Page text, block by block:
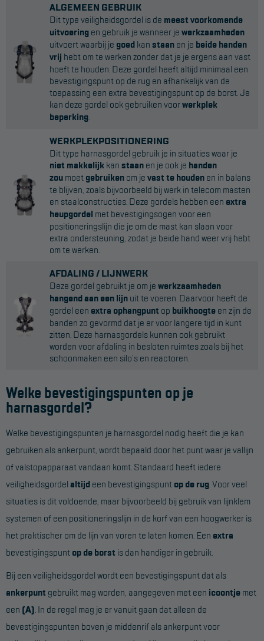
ALGEMEEN GEBRUIK
Dit type veiligheidsgordel is de meest voorkomende
uitvoering en gebruik je wanneer je werkzaamheden
uitvoert waarbij je goed kan staan en je beide handen
vrij hebt om te werken zonder dat je je ergens aan vast
hoeft te houden. Deze gordel heeft altijd minimaal een
bevestigingspunt op de rug en afhankelijk van de
toepassing een extra bevestigingspunt op de borst. Je
kan deze gordel ook gebruiken voorwerkplek
beperking
WERKPLEKPOSITIONERING
Dit type harnasgordel gebruik je in situaties waar je
niet makkelijk kan staan en je ook je handen
zou moet gebruiken om je vast te houden en in balans
te blijven, zoals bijvoorbeeld bij werk in telecom masten
en staalconstructies. Deze gordels hebben een extra
heupgordel met bevestigingsogen voor een
positioneringslijn die je om de mast kan slaan voor
extra ondersteuning, zodat je beide hand weer vrij hebt
om te werken.
AFDALING / LIJNWERK
Deze gordel gebruikt je om je werkzaamheden
hangend aan een lijn uit te voeren. Daarvoor heeft de
gordel een extra ophangpunt op buikhoogte en zijn de
banden zo gevormd dat je er voor langere tijd in kunt
zitten. Deze harnasgordels kunnen ook gebruikt
worden voor afdaling in besloten ruimtes zoals bij het
schoonmaken een silo’s en reactoren.
Welke bevestigingspunten op je
harnasgordel?
Welke bevestigingspunten je harnasgordel nodig heeft die je kan
gebruiken als ankerpunt, wordt bepaald door het punt waar je vallijn
of valstopapparaat vandaan komt. Standaard heeft iedere
veiligheidsgordel altijd een bevestigingspunt op de rug. Voor veel
situaties is dit voldoende, maar bijvoorbeeld bij gebruik van lijnklem
systemen of een positioneringslijn in de korf van een hoogwerker is
het praktischer om de lijn van voren te laten komen. Een extra
bevestigingspunt op de borst is dan handiger in gebruik.
Bij een veiligheidsgordel wordt een bevestigingspunt dat als
ankerpunt gebruikt mag worden, aangegeven met een icoontje met
een (A). In de regel mag je er vanuit gaan dat alleen de
bevestigingspunten boven je middenrif als ankerpunt voor